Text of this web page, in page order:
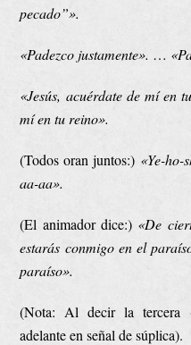
pecado”».
«Padezco justamente». …
«Jesús, acuérdate de mí en
mí en tu reino».
(Todos oran juntos:) «Ye-ho-
aa-aa».
(El animador dice:) «De
estarás conmigo en el
paraíso».
(Nota: Al decir la tercera
adelante en señal de súplica).